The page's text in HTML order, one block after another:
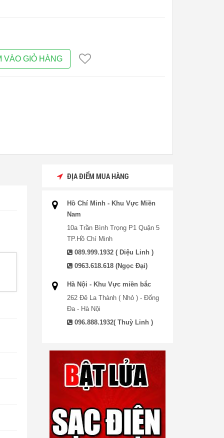
VÀO GIỎ HÀNG
ĐỊA ĐIỂM MUA HÀNG
Hồ Chí Minh - Khu Vực Miền
Nam
10a Trần Bình Trọng P1 Quận 5
TP.Hồ Chí Minh
089.999.1932 ( Diệu Linh )
0963.618.618 (Ngọc Đại)
Hà Nội - Khu Vực miền bắc
262 Đê La Thành ( Nhỏ ) - Đống
Đa - Hà Nội
096.888.1932( Thuỳ Linh )